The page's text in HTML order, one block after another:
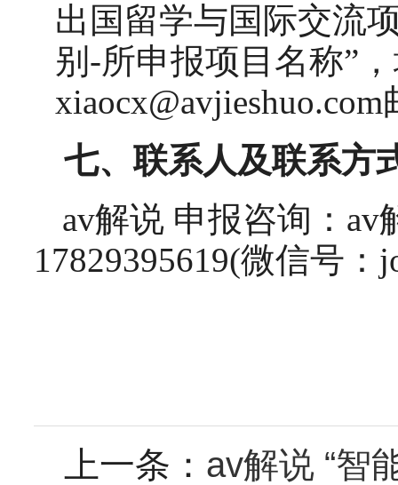
出国留学与国际交流
别 -所申报项目名称”
xiaocx@avjieshuo.com
七、联系人及联系方
av解说 申报咨询：av
17829395619(微信号：
上一条： av解说 “智